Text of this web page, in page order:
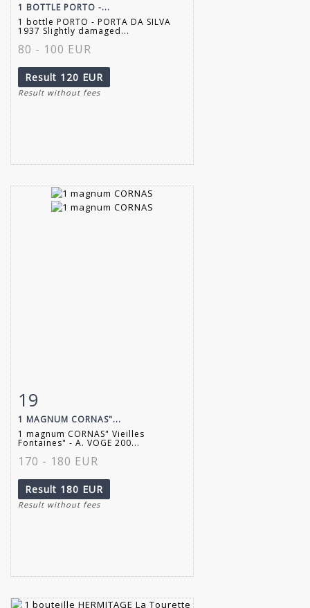
1 BOTTLE PORTO -...
1 bottle PORTO - PORTA DA SILVA
1937 Slightly damaged...
80 - 100 EUR
Result 120 EUR
Result without fees
Item detail
19
1 MAGNUM CORNAS"...
1 magnum CORNAS" Vieilles
Fontaines" - A. VOGE 200...
170 - 180 EUR
Result 180 EUR
Result without fees